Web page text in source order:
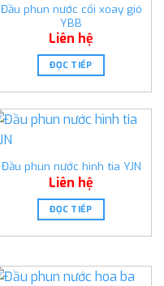
Đầu phun nước cối xoay gió
YBB
Liên hệ
ĐỌC TIẾP
Đầu phun nước hình tia YJN
Liên hệ
ĐỌC TIẾP